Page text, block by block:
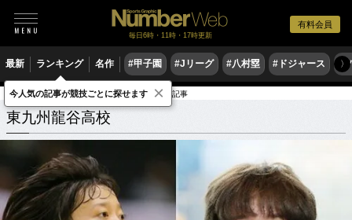
有料会員
毎日6時・11時・17時更新
最新 ランキング 名作 #甲子園 #Jリーグ #八村塁 #ドジャース #
〉
学校 大分県 東九州龍谷高校 関連記事
東九州龍谷高校
今人気の記事が競技ごとに探せます ×